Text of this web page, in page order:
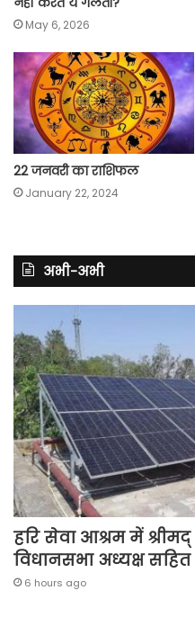
May 6, 2026
22 जनवरी का राशिफल
January 22, 2024
अभी-अभी
हरि सेवा आश्रम में
विधानसभा अध्यक्ष
6 hours ago